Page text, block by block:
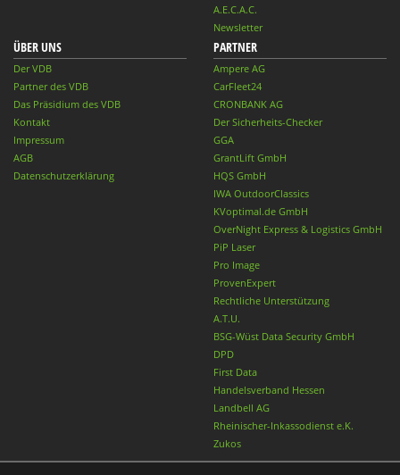
A.E.C.A.C.
Newsletter
ÜBER UNS
Der VDB
Partner des VDB
Das Präsidium des VDB
Kontakt
Impressum
AGB
Datenschutzerklärung
PARTNER
Ampere AG
CarFleet24
CRONBANK AG
Der Sicherheits-Checker
GGA
GrantLift GmbH
HQS GmbH
IWA OutdoorClassics
KVoptimal.de GmbH
OverNight Express & Logistics GmbH
PiP Laser
Pro Image
ProvenExpert
Rechtliche Unterstützung
A.T.U.
BSG-Wüst Data Security GmbH
DPD
First Data
Handelsverband Hessen
Landbell AG
Rheinischer-Inkassodienst e.K.
Zukos